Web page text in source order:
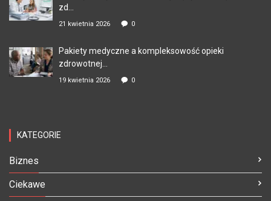
zd...
21 kwietnia 2026 0
Pakiety medyczne a kompleksowość opieki
zdrowotnej...
19 kwietnia 2026 0
KATEGORIE
Biznes
Ciekawe